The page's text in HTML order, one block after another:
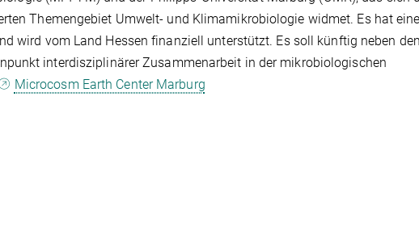
Themengebiet Umwelt- und Klimamikrobiologie widmet. Es hat
wird vom Land Hessen finanziell unterstützt. Es soll künftig neben
interdisziplinärer Zusammenarbeit in der mikrobiologischen
Microcosm Earth Center Marburg